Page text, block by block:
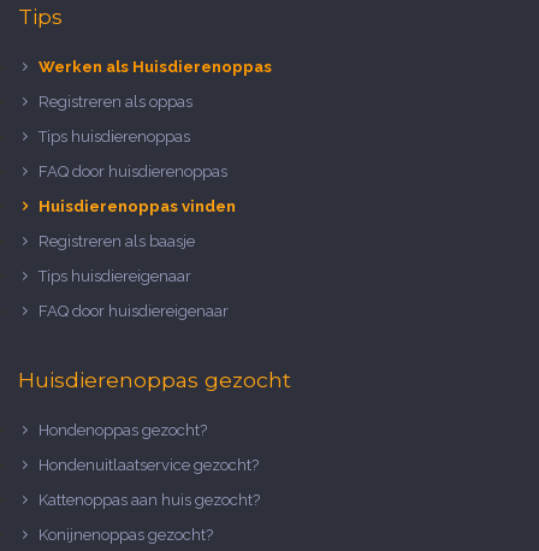
Tips
Werken als Huisdierenoppas
Registreren als oppas
Tips huisdierenoppas
FAQ door huisdierenoppas
Huisdierenoppas vinden
Registreren als baasje
Tips huisdiereigenaar
FAQ door huisdiereigenaar
Huisdierenoppas gezocht
Hondenoppas gezocht?
Hondenuitlaatservice gezocht?
Kattenoppas aan huis gezocht?
Konijnenoppas gezocht?